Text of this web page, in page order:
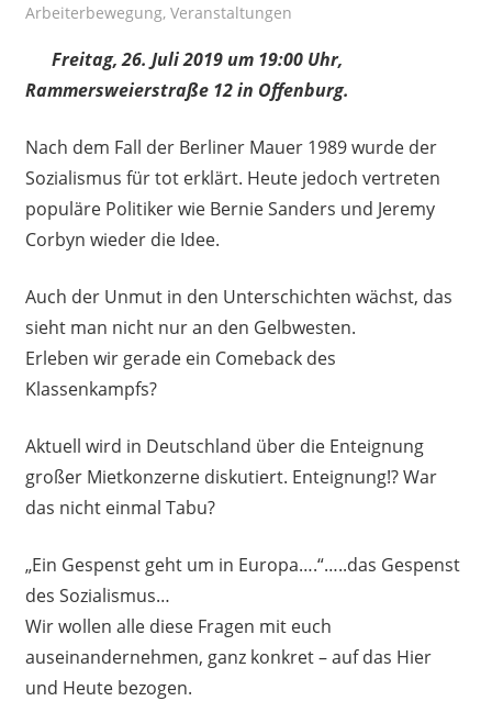
Arbeiterbewegung, Veranstaltungen
Freitag, 26. Juli 2019 um 19:00 Uhr,
Rammersweierstraße 12 in Offenburg.
Nach dem Fall der Berliner Mauer 1989 wurde der
Sozialismus für tot erklärt. Heute jedoch vertreten
populäre Politiker wie Bernie Sanders und Jeremy
Corbyn wieder die Idee.
Auch der Unmut in den Unterschichten wächst, das
sieht man nicht nur an den Gelbwesten.
Erleben wir gerade ein Comeback des
Klassenkampfs?
Aktuell wird in Deutschland über die Enteignung
großer Mietkonzerne diskutiert. Enteignung!? War
das nicht einmal Tabu?
„Ein Gespenst geht um in Europa….“…..das Gespenst
des Sozialismus…
Wir wollen alle diese Fragen mit euch
auseinandernehmen, ganz konkret – auf das Hier
und Heute bezogen.